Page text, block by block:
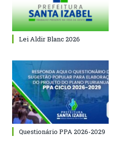
Lei Aldir Blanc 2026
Questionário PPA 2026-2029